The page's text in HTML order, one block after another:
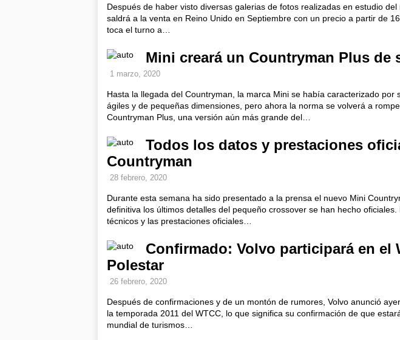
Después de haber visto diversas galerias de fotos realizadas en estudio
saldrá a la venta en Reino Unido en Septiembre con un precio a partir de
toca el turno a…
Mini creará un Countryman Plus de
1 marzo, 2020
Hasta la llegada del Countryman, la marca Mini se había caracterizado por
ágiles y de pequeñas dimensiones, pero ahora la norma se volverá a
Countryman Plus, una versión aún más grande del…
Todos los datos y prestaciones
Countryman
28 febrero, 2020
Durante esta semana ha sido presentado a la prensa el nuevo Mini
definitiva los últimos detalles del pequeño crossover se han hecho
técnicos y las prestaciones oficiales…
Confirmado: Volvo participará en el
Polestar
26 febrero, 2020
Después de confirmaciones y de un montón de rumores, Volvo anunció
la temporada 2011 del WTCC, lo que significa su confirmación de que
mundial de turismos…